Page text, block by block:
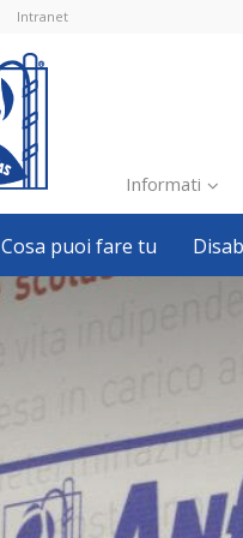
Intranet
Informati
Cosa puoi fare tu